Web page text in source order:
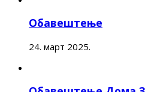
Обавештење
24. март 2025.